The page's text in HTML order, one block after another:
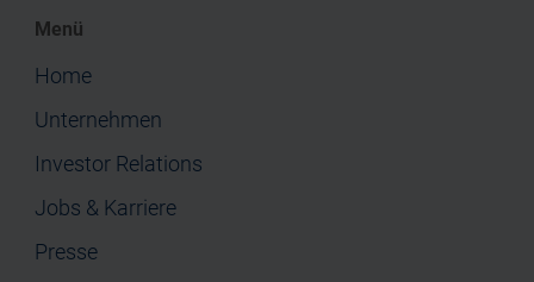
Menü
Home
Unternehmen
Investor Relations
Jobs & Karriere
Presse